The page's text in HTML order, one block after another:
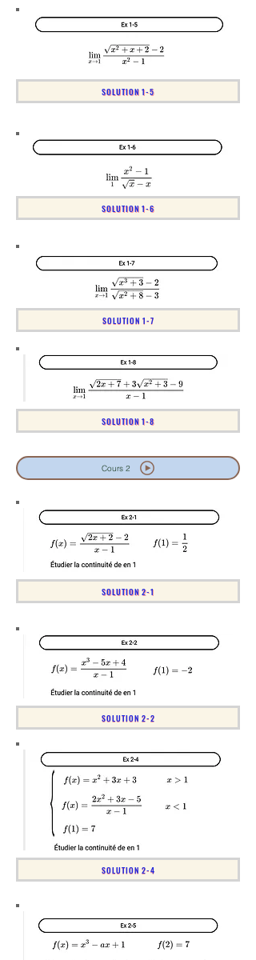
SOLUTION 1-5
SOLUTION 1-6
SOLUTION 1-7
SOLUTION 1-8
Cours 2
SOLUTION 2-1
SOLUTION 2-2
SOLUTION 2-4